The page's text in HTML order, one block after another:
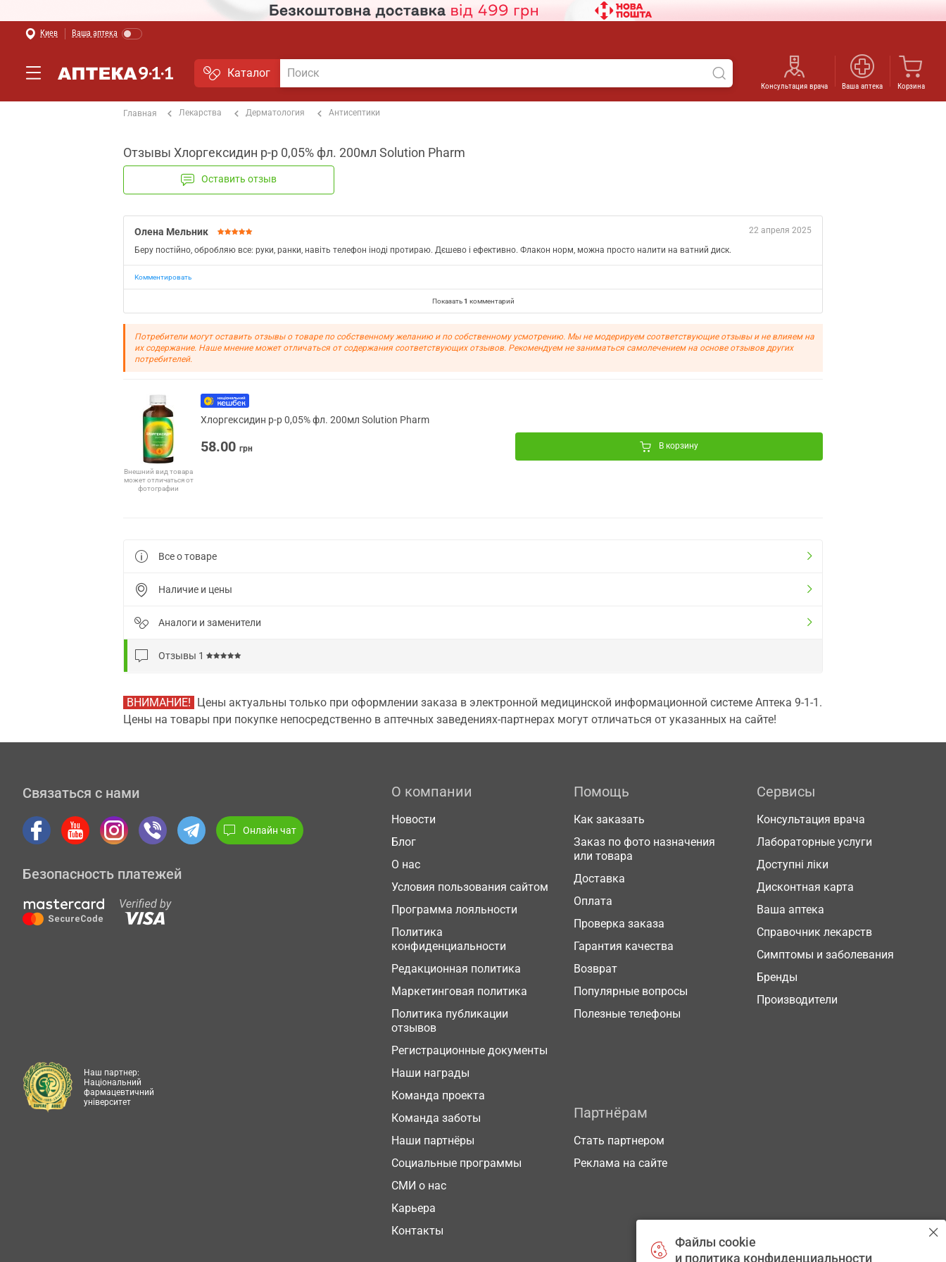
Киев Ваша аптека
Каталог
Консультация врача Ваша аптека Корзина
Главная Лекарства Дерматология Антисептики
Отзывы Хлоргексидин р-р 0,05% фл. 200мл Solution Pharm
Оставить отзыв
22 апреля 2025
Олена Мельник
Беру постійно, обробляю все: руки, ранки, навіть телефон іноді протираю. Дєшево і ефективно. Флакон норм, можна просто налити на ватний диск.
Комментировать
Показать1 комментарий
Потребители могут оставить отзывы о товаре по собственному желанию и по собственному усмотрению. Мы не модерируем соответствующие отзывы и не влияем на
их содержание. Наше мнение может отличаться от содержания соответствующих отзывов. Рекомендуем не заниматься самолечением на основе отзывов других
потребителей.
Внешний вид товара
может отличаться от
фотографии
Хлоргексидин р-р 0,05% фл. 200мл Solution Pharm
58.00 грн В корзину
Все о товаре
Наличие и цены
Аналоги и заменители
Отзывы 1
ВНИМАНИЕ! Цены актуальны только при оформлении заказа в электронной медицинской информационной системе Аптека 9-1-1.
Цены на товары при покупке непосредственно в аптечных заведениях-партнерах могут отличаться от указанных на сайте!
Связаться с нами
Онлайн чат
Безопасность платежей
О компании
Новости
Блог
О нас
Условия пользования сайтом
Программа лояльности
Политика
конфиденциальности
Редакционная политика
Маркетинговая политика
Политика публикации
отзывов
Регистрационные документы
Наши награды
Команда проекта
Команда заботы
Наши партнёры
Социальные программы
СМИ о нас
Карьера
Контакты
Помощь
Как заказать
Заказ по фото назначения
или товара
Доставка
Оплата
Проверка заказа
Гарантия качества
Возврат
Популярные вопросы
Полезные телефоны
Сервисы
Консультация врача
Лабораторные услуги
Доступні ліки
Дисконтная карта
Ваша аптека
Справочник лекарств
Симптомы и заболевания
Бренды
Производители
Партнёрам
Стать партнером
Реклама на сайте
Наш партнер:
Національний
фармацевтичний
університет
Файлы cookie
и политика конфиденциальности